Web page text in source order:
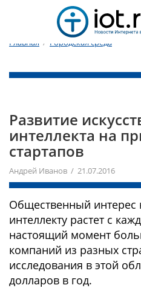
Главная / Городская среда
Развитие
интеллекта на
стартапов
Андрей Иванов / 21.07.2016
Общественный интерес
интеллекту растет с
настоящий момент
компаний из разных
исследования в этой
долларов в год.